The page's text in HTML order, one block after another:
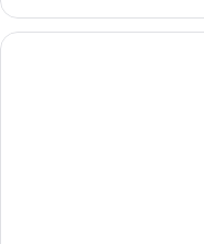
további
részletei